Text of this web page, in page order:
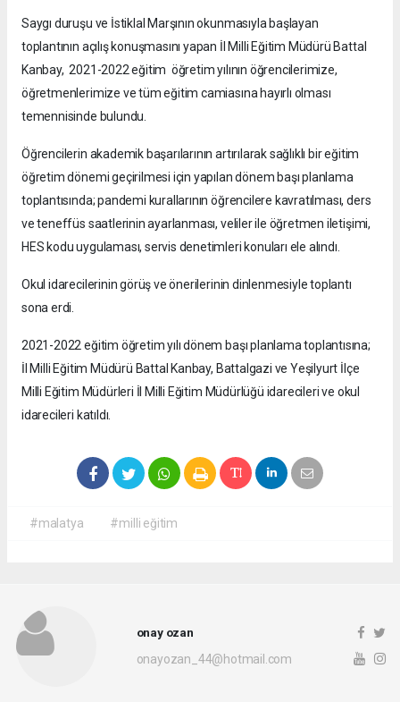
Saygı duruşu ve İstiklal Marşının okunmasıyla başlayan
toplantının açılış konuşmasını yapan İl Milli Eğitim Müdürü Battal
Kanbay, 2021-2022 eğitim öğretim yılının öğrencilerimize,
öğretmenlerimize ve tüm eğitim camiasına hayırlı olması
temennisinde bulundu.
Öğrencilerin akademik başarılarının artırılarak sağlıklı bir eğitim
öğretim dönemi geçirilmesi için yapılan dönem başı planlama
toplantısında; pandemi kurallarının öğrencilere kavratılması, ders
ve teneffüs saatlerinin ayarlanması, veliler ile öğretmen iletişimi,
HES kodu uygulaması, servis denetimleri konuları ele alındı.
Okul idarecilerinin görüş ve önerilerinin dinlenmesiyle toplantı
sona erdi.
2021-2022 eğitim öğretim yılı dönem başı planlama toplantısına;
İl Milli Eğitim Müdürü Battal Kanbay, Battalgazi ve Yeşilyurt İlçe
Milli Eğitim Müdürleri İl Milli Eğitim Müdürlüğü idarecileri ve okul
idarecileri katıldı.
#malatya #milli eğitim
onay ozan
onayozan_44@hotmail.com